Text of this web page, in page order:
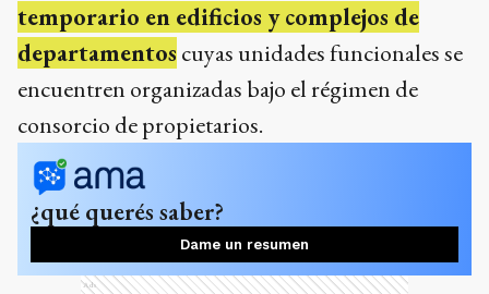
temporario en edificios y complejos de
departamentos cuyas unidades funcionales se
encuentren organizadas bajo el régimen de
consorcio de propietarios.
¿qué querés saber?
Dame un resumen
Ads